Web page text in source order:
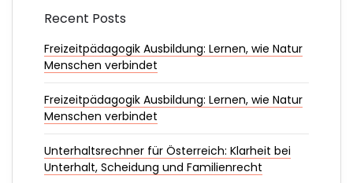
Recent Posts
Freizeitpädagogik Ausbildung: Lernen, wie Natur
Menschen verbindet
Freizeitpädagogik Ausbildung: Lernen, wie Natur
Menschen verbindet
Unterhaltsrechner für Österreich: Klarheit bei
Unterhalt, Scheidung und Familienrecht